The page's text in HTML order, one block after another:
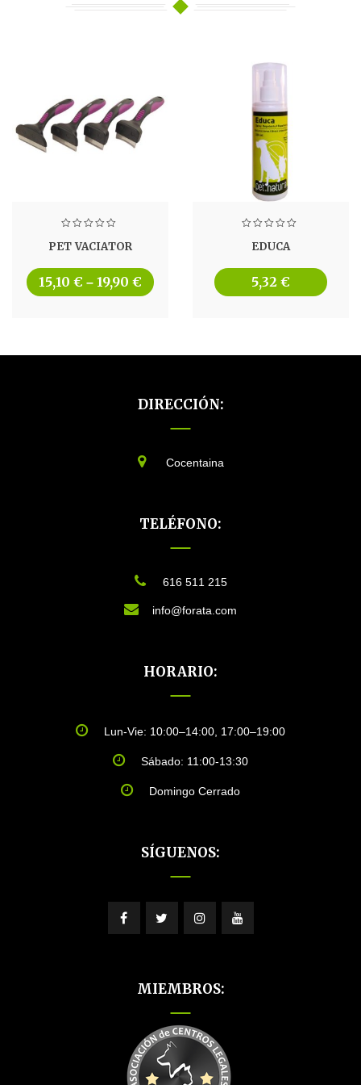
PET VACIATOR
15,10 € – 19,90 €
EDUCA
5,32 €
DIRECCIÓN:
Cocentaina
TELÉFONO:
616 511 215
info@forata.com
HORARIO:
Lun-Vie: 10:00–14:00, 17:00–19:00
Sábado: 11:00-13:30
Domingo Cerrado
SÍGUENOS:
MIEMBROS: